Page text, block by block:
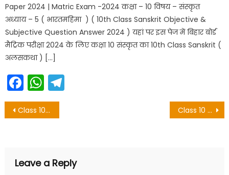
Paper 2024 | Matric Exam -2024 कक्षा – 10 विषय – संस्कृत
अध्याय – 5 ( भारतमहिमा ) ( 10th Class Sanskrit Objective &
Subjective Question Answer 2024 ) यहां पर इस पेज में बिहार बोर्ड
मैट्रिक परीक्षा 2024 के लिए कक्षा 10 संस्कृत का 10th Class Sanskrit (
अलसकथा ) […]
Facebook
WhatsApp
Post
Class 10 Sanskrit Objective Question Chapter 4 – संस्कृतसाहित्ये लेखिका: Class 10 Sanskrit Objective Question Chapter 6 – भारतीय संस्काराः
Leave a Reply